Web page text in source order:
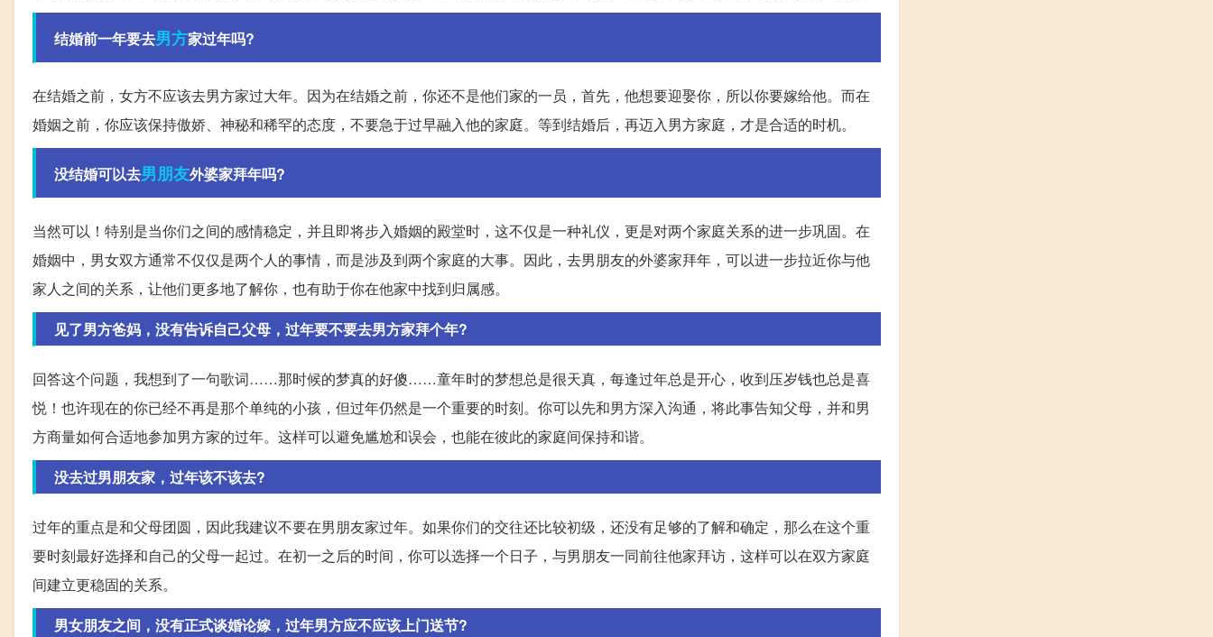
结婚前一年要去男方家过年吗?
在结婚之前，女方不应该去男方家过大年。因为在结婚之前，你还不是他们家的一员，首先，他想要迎娶你，所以你要嫁给他。而在
婚姻之前，你应该保持傲娇、神秘和稀罕的态度，不要急于过早融入他的家庭。等到结婚后，再迈入男方家庭，才是合适的时机。
没结婚可以去男朋友外婆家拜年吗?
当然可以！特别是当你们之间的感情稳定，并且即将步入婚姻的殿堂时，这不仅是一种礼仪，更是对两个家庭关系的进一步巩固。在
婚姻中，男女双方通常不仅仅是两个人的事情，而是涉及到两个家庭的大事。因此，去男朋友的外婆家拜年，可以进一步拉近你与他
家人之间的关系，让他们更多地了解你，也有助于你在他家中找到归属感。
见了男方爸妈，没有告诉自己父母，过年要不要去男方家拜个年?
回答这个问题，我想到了一句歌词……那时候的梦真的好傻……童年时的梦想总是很天真，每逢过年总是开心，收到压岁钱也总是喜
悦！也许现在的你已经不再是那个单纯的小孩，但过年仍然是一个重要的时刻。你可以先和男方深入沟通，将此事告知父母，并和男
方商量如何合适地参加男方家的过年。这样可以避免尴尬和误会，也能在彼此的家庭间保持和谐。
没去过男朋友家，过年该不该去?
过年的重点是和父母团圆，因此我建议不要在男朋友家过年。如果你们的交往还比较初级，还没有足够的了解和确定，那么在这个重
要时刻最好选择和自己的父母一起过。在初一之后的时间，你可以选择一个日子，与男朋友一同前往他家拜访，这样可以在双方家庭
间建立更稳固的关系。
男女朋友之间，没有正式谈婚论嫁，过年男方应不应该上门送节?